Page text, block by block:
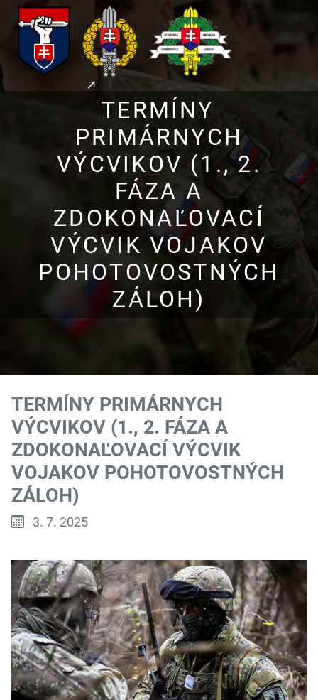
TERMÍNY
PRIMÁRNYCH
VÝCVIKOV (1., 2.
FÁZA A
ZDOKONAĽOVACÍ
VÝCVIK VOJAKOV
POHOTOVOSTNÝCH
ZÁLOH)
TERMÍNY PRIMÁRNYCH
VÝCVIKOV (1., 2. FÁZA A
ZDOKONAĽOVACÍ VÝCVIK
VOJAKOV POHOTOVOSTNÝCH
ZÁLOH)
Publikované:
3. 7. 2025